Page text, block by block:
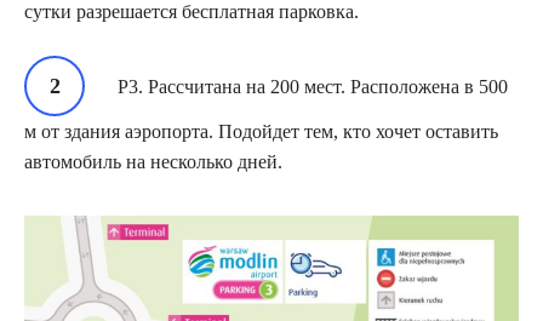
сутки разрешается бесплатная парковка.
Р3. Рассчитана на 200 мест. Расположена в 500
м от здания аэропорта. Подойдет тем, кто хочет оставить
автомобиль на несколько дней.